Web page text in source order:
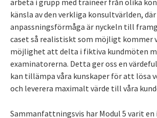
känsla av den verkliga konsultvärlden,
anpassningsförmåga är nyckeln till
caset så realistiskt som möjligt kommer
möjlighet att delta i fiktiva kundmöten
examinatorerna. Detta ger oss en
kan tillämpa våra kunskaper för att lösa
och leverera maximalt värde till våra
Sammanfattningsvis har Modul 5 varit en